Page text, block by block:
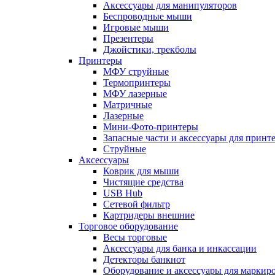
Аксессуары для манипуляторов
Беспроводные мыши
Игровые мыши
Презентеры
Джойстики, трекболы
Принтеры
МФУ струйные
Термопринтеры
МФУ лазерные
Матричные
Лазерные
Мини-Фото-принтеры
Запасные части и аксессуары для
Струйные
Аксессуары
Коврик для мыши
Чистящие средства
USB Hub
Сетевой фильтр
Картридеры внешние
Торговое оборудование
Весы торговые
Аксессуары для банка и инкассации
Детекторы банкнот
Оборудование и аксессуары для